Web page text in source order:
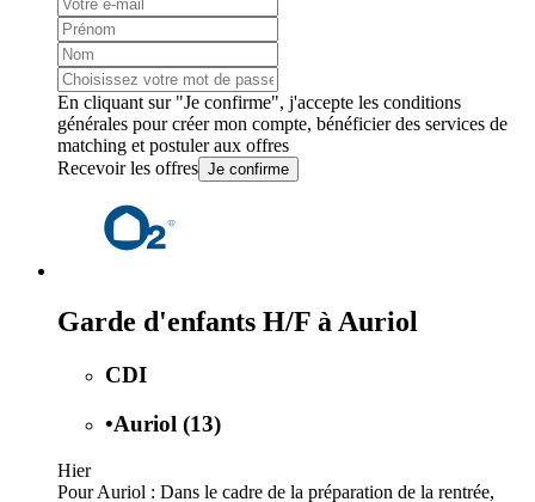
En cliquant sur "Je confirme", j'accepte les conditions
générales pour créer mon compte, bénéficier des services de
matching et postuler aux offres
Recevoir les offres Je confirme
Garde d'enfants H/F à Auriol
CDI
•Auriol (13)
Hier
Pour Auriol : Dans le cadre de la préparation de la rentrée,